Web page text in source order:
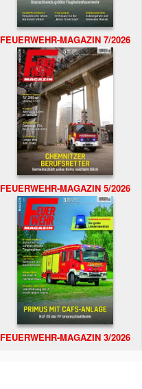
FEUERWEHR-MAGAZIN 7/2026
FEUERWEHR-MAGAZIN 5/2026
FEUERWEHR-MAGAZIN 3/2026